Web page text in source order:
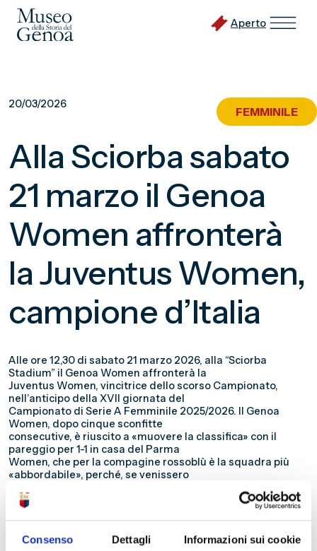
Consenso Dettagli Informazioni sui cookie
Aperto
20/03/2026
FEMMINILE
Alla Sciorba sabato
21 marzo il Genoa
Women affronterà
la Juventus Women,
campione d’Italia
Alle ore 12,30 di sabato 21 marzo 2026, alla “Sciorba
Stadium” il Genoa Women affronterà la
Juventus Women, vincitrice dello scorso Campionato,
nell’anticipo della XVII giornata del
Campionato di Serie A Femminile 2025/2026. Il Genoa
Women, dopo cinque sconfitte
consecutive, è riuscito a «muovere la classifica» con il
pareggio per 1-1 in casa del Parma
Women, che per la compagine rossoblù è la squadra più
«abbordabile», perché, se venissero
classifica, arriverebbe la salvezza per
«migliore classifica avulsa negli scontri diretti», in ragione
per 1-0 (con le due squadre che hanno un punto in più della